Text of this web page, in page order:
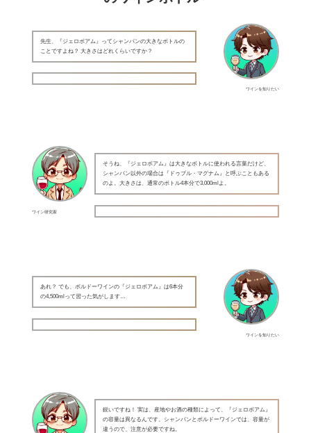
ワインを知りたい
先生、『ジェロボアム』ってシャンパンの大きなボトルの
ことですよね？ 大きさはどれくらいですか？
ワイン研究家
そうね、『ジェロボアム』は大きなボトルに使われる言葉だけど、
シャンパン以外の場合は『ドゥブル・マグナム』と呼ぶこともある
のよ。大きさは、通常のボトル4本分で3,000mlよ。
ワインを知りたい
あれ？ でも、ボルドーワインの『ジェロボアム』は6本分
の4,500mlって習った気がします…
鋭いですね！ 実は、産地やお酒の種類によって、『ジェロボアム』
の容量は異なるんです。シャンパンとボルドーワインでは、容量が
違うので、注意が必要ですね。